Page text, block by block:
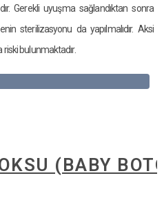
Gerekli uyuşma sağlandıktan sonra
sterilizasyonu da yapılmalıdır. Aksi
bulunmaktadır.
BOTOKS)